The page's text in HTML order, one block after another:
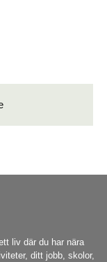
liv där du har nära
ditt jobb, skolor,